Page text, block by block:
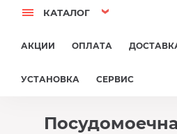
КАТАЛОГ
АКЦИИ ОПЛАТА
УСТАНОВКА СЕРВИС